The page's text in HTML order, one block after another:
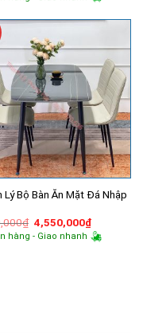
là:
tại
Lý Bộ Bàn Ăn Mặt Đá Nhập
₫ Giá
gốc
là:
4,550,000₫Giá
hiện
tại
hàng - Giao nhanh